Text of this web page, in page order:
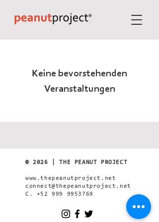
Keine bevorstehenden
Veranstaltungen
© 2026 | THE PEANUT PROJECT
www.thepeanutproject.net
connect@thepeanutproject.net
C. +52 999 9953769